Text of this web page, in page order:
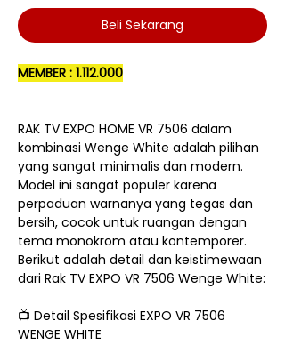
Beli Sekarang
MEMBER : 1.112.000
RAK TV EXPO HOME VR 7506 dalam
kombinasi Wenge White adalah pilihan
yang sangat minimalis dan modern.
Model ini sangat populer karena
perpaduan warnanya yang tegas dan
bersih, cocok untuk ruangan dengan
tema monokrom atau kontemporer.
Berikut adalah detail dan keistimewaan
dari Rak TV EXPO VR 7506 Wenge White:
📺 Detail Spesifikasi EXPO VR 7506
WENGE WHITE